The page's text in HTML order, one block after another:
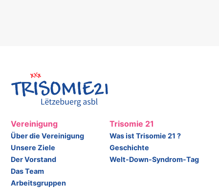
Vereinigung
Über die Vereinigung
Unsere Ziele
Der Vorstand
Das Team
Arbeitsgruppen
Trisomie 21
Was ist Trisomie 21 ?
Geschichte
Welt-Down-Syndrom-Tag